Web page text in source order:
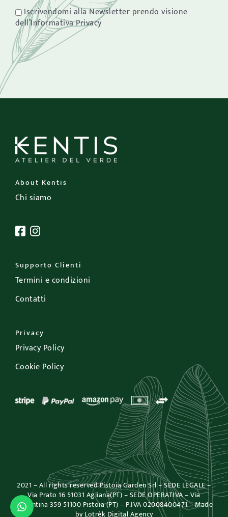
Acquista
Iscrivendomi alla Newsletter prendo visione
dell’Informativa Privacy
About Kentis
Chi siamo
Supporto Clienti
Termini e condizioni
Contatti
Privacy
Privacy Policy
Cookie Policy
2021 – All rights reserved Pistoia Garden Srl – SEDE LEGALE –
Via Prato 16 51031 Agliana(PT) – SEDE OPERATIVA – Via
Fiorentina 359 51100 Pistoia (PT) – P.IVA 02008400471 – Made
byLotrèk Digital Agency